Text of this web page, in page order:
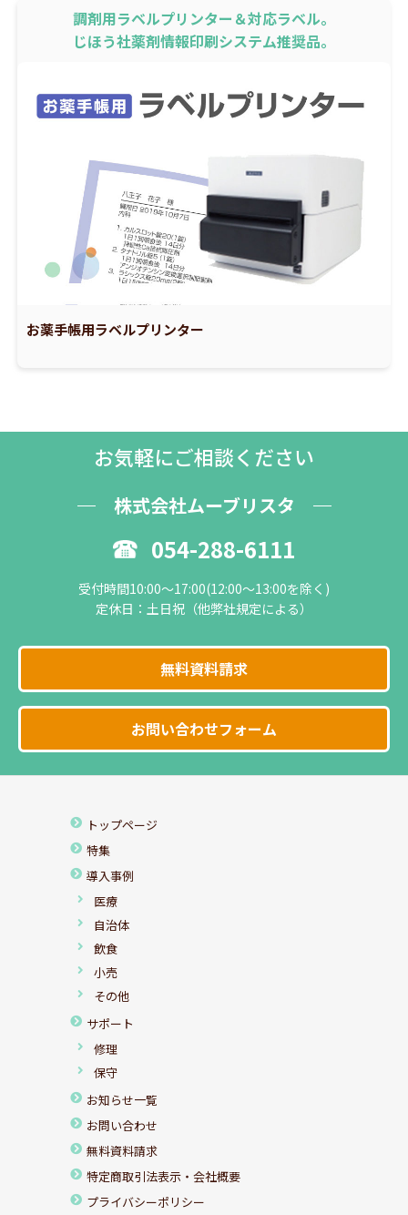
調剤用ラベルプリンター＆対応ラベル。
じほう社薬剤情報印刷システム推奨品。
お薬手帳用ラベルプリンター
お気軽にご相談ください
株式会社ムーブリスタ
054-288-6111
受付時間10:00～17:00(12:00～13:00を除く)
定休日：土日祝（他弊社規定による）
無料資料請求
お問い合わせフォーム
トップページ
特集
導入事例
医療
自治体
飲食
小売
その他
サポート
修理
保守
お知らせ一覧
お問い合わせ
無料資料請求
特定商取引法表示・会社概要
プライバシーポリシー